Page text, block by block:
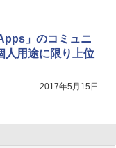
」のコミュニ
人用途に限り上位
2017年5月15日